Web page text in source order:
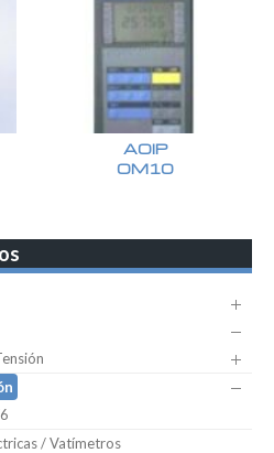
AOIP
OM10
/ Vatímetros